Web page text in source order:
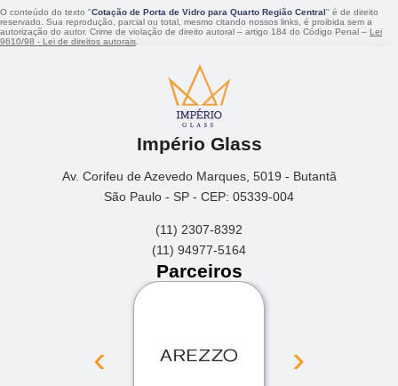
O conteúdo do texto "Cotação de Porta de Vidro para Quarto Região Central" é de direito
reservado. Sua reprodução, parcial ou total, mesmo citando nossos links, é proibida sem a
autorização do autor. Crime de violação de direito autoral – artigo 184 do Código Penal – Lei
9610/98 - Lei de direitos autorais
Império Glass
Av. Corifeu de Azevedo Marques, 5019 - Butantã
São Paulo - SP - CEP: 05339-004
(11) 2307-8392
(11) 94977-5164
Parceiros
‹ ›